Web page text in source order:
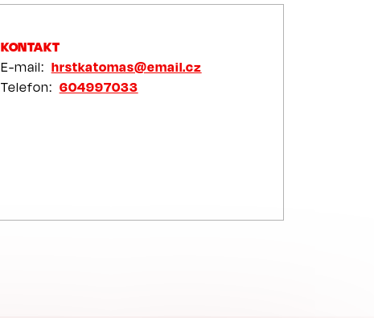
KONTAKT
E-mail
hrstkatomas@email.cz
Telefon
604997033